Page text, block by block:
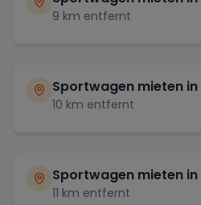
9 km entfernt
Sportwagen mieten in
10 km entfernt
Sportwagen mieten in
11 km entfernt